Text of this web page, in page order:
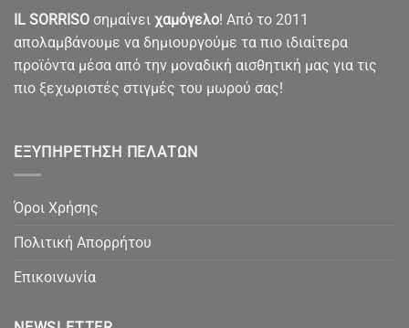
IL SORRISO σημαίνει χαμόγελο! Από το 2011
απολαμβάνουμε να δημιουργούμε τα πιο ιδιαίτερα
προϊόντα μέσα από την μοναδική αισθητική μας για τις
πιο ξεχωριστές στιγμές του μωρού σας!
ΕΞΥΠΗΡΈΤΗΣΗ ΠΕΛΑΤΏΝ
Όροι Χρήσης
Πολιτική Απορρήτου
Επικοινωνία